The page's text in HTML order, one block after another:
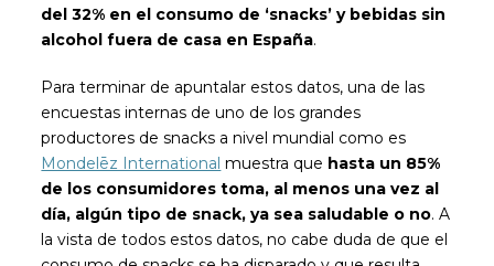
del 32% en el consumo de ‘snacks’ y bebidas sin
alcohol fuera de casa en España.
Para terminar de apuntalar estos datos, una de las
encuestas internas de uno de los grandes
productores de snacks a nivel mundial como es
Mondelēz International muestra que hasta un 85%
de los consumidores toma, al menos una vez al
día, algún tipo de snack, ya sea saludable o no. A
la vista de todos estos datos, no cabe duda de que el